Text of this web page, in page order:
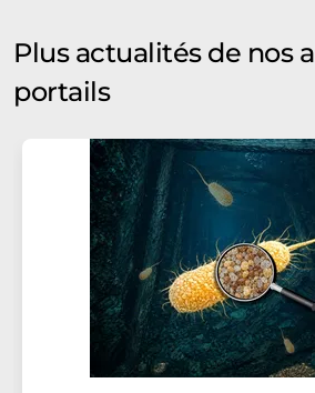
Plus actualités de nos
portails